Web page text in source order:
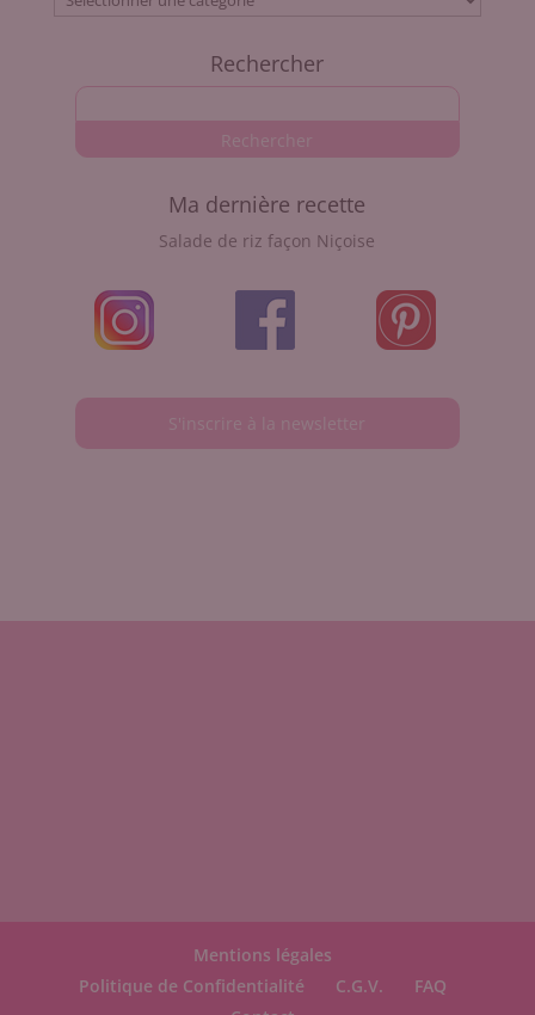
Rechercher
Ma dernière recette
Salade de riz façon Niçoise
S'inscrire à la newsletter
Mentions légales
Politique de Confidentialité
C.G.V.
FAQ